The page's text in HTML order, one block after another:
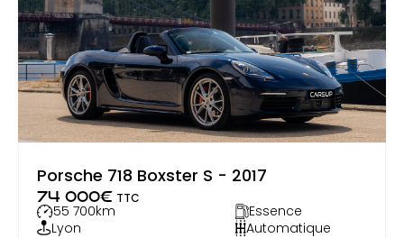
Porsche 718 Boxster S - 2017
74 000€ TTC
55 700km
Essence
Lyon
Automatique